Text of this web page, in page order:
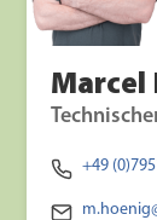
Marcel
+49